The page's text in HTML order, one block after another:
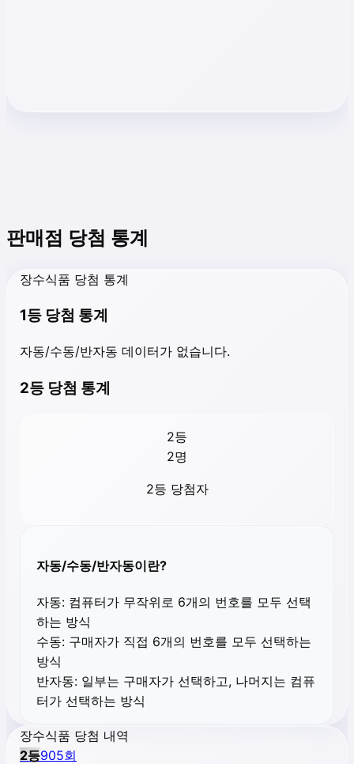
판매점 당첨 통계
장수식품 당첨 통계
1등 당첨 통계
자동/수동/반자동 데이터가 없습니다.
2등 당첨 통계
2등
2명
2등 당첨자
자동/수동/반자동이란?
자동: 컴퓨터가 무작위로 6개의 번호를 모두 선택
하는 방식
수동: 구매자가 직접 6개의 번호를 모두 선택하는
방식
반자동: 일부는 구매자가 선택하고, 나머지는 컴퓨
터가 선택하는 방식
장수식품 당첨 내역
2등905회